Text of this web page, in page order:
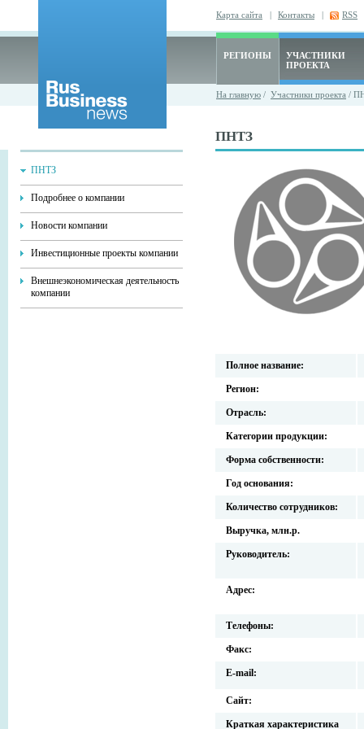
Карта сайта | Контакты | RSS
РЕГИОНЫ
УЧАСТНИКИ
ПРОЕКТА
На главную / Участники проекта /
ПНТЗ
Подробнее о компании
Новости компании
Инвестиционные проекты компании
Внешнеэкономическая деятельность
компании
ПНТЗ
Полное название:
Регион:
Отрасль:
Категории продукции:
Форма собственности:
Год основания:
Количество сотрудников:
Выручка, млн.р.
Руководитель:
Адрес:
Телефоны:
Факс:
E-mail:
Сайт:
Краткая характеристика